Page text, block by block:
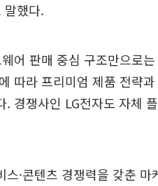
말했다.
어 판매 중심 구조만으로
따라 프리미엄 제품 전략
. 경쟁사인 LG전자도 자체
스·콘텐츠 경쟁력을 갖춘